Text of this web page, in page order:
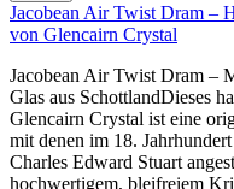
Jacobean Air Twist Dram –
von Glencairn Crystal
Jacobean Air Twist Dram –
Glas aus SchottlandDieses
Glencairn Crystal ist eine
mit denen im 18.
Charles Edward Stuart
hochwertigem, bleifreiem